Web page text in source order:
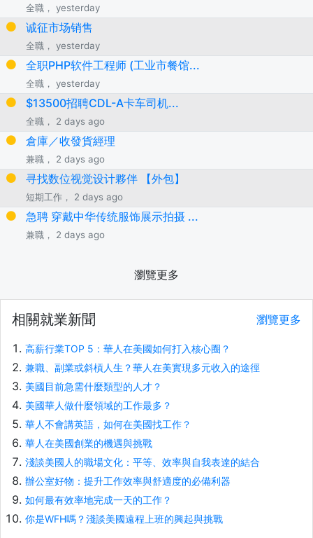
全職， yesterday
诚征市场销售
全職， yesterday
全职PHP软件工程师 (工业市餐馆...
全職， yesterday
$13500招聘CDL-A卡车司机...
全職， 2 days ago
倉庫／收發貨經理
兼職， 2 days ago
寻找数位视觉设计夥伴 【外包】
短期工作， 2 days ago
急聘 穿戴中华传统服饰展示拍摄 ...
兼職， 2 days ago
瀏覽更多
相關就業新聞 瀏覽更多
高薪行業TOP 5：華人在美國如何打入核心圈？
兼職、副業或斜槓人生？華人在美實現多元收入的途徑
美國目前急需什麼類型的人才？
美國華人做什麼領域的工作最多？
華人不會講英語，如何在美國找工作？
華人在美國創業的機遇與挑戰
淺談美國人的職場文化：平等、效率與自我表達的結合
辦公室好物：提升工作效率與舒適度的必備利器
如何最有效率地完成一天的工作？
你是WFH嗎？淺談美國遠程上班的興起與挑戰